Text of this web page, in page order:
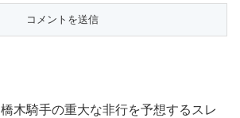
橋木騎手の重大な非行を予想するスレ